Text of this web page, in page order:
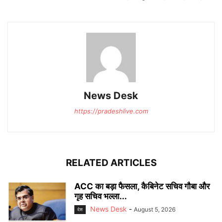
News Desk
https://pradeshlive.com
RELATED ARTICLES
ACC का बड़ा फैसला, कैबिनेट सचिव गौबा और
गृह सचिव भल्ला...
देश News Desk - August 5, 2026